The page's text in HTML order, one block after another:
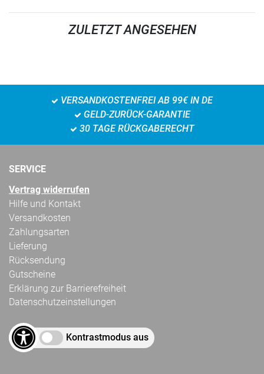
ZULETZT ANGESEHEN
VERSANDKOSTENFREI AB 99€ IN DE
GELD-ZURÜCK-GARANTIE
30 TAGE RÜCKGABERECHT
SERVICE
Vertrag widerrufen
Hilfe und Kontakt
Versandkosten
Zahlungsarten
Lieferung
Rücksendung
Gutscheine
Erklärung zur Barrierefreiheit
Datenschutzeinstellungen
Kontrastmodus aus